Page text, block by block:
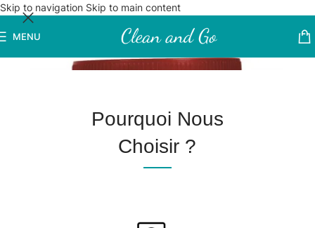
Pourquoi Nous
Choisir ?
Skip to navigation Skip to main content
MENU